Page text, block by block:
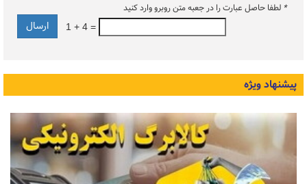
* لطفا حاصل عبارت را در جعبه متن روبرو وارد کنید
1 + 4 =
پیشنهاد ویژه